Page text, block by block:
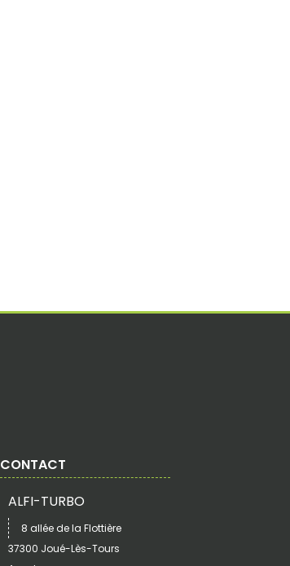
CONTACT
ALFI-TURBO
8 allée de la Flottière
37300 Joué-Lès-Tours